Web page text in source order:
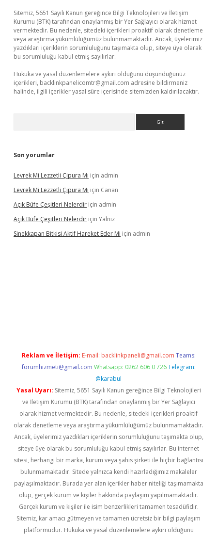
Sitemiz, 5651 Sayılı Kanun gereğince Bilgi Teknolojileri ve İletişim
Kurumu (BTK) tarafından onaylanmış bir Yer Sağlayıcı olarak hizmet
vermektedir. Bu nedenle, sitedeki içerikleri proaktif olarak denetleme
veya araştırma yükümlülüğümüz bulunmamaktadır. Ancak, üyelerimiz
yazdıkları içeriklerin sorumluluğunu taşımakta olup, siteye üye olarak
bu sorumluluğu kabul etmiş sayılırlar.
Hukuka ve yasal düzenlemelere aykırı olduğunu düşündüğünüz
içerikleri, backlinkpanelicomtr@gmail.com adresine bildirmeniz
halinde, ilgili içerikler yasal süre içerisinde sitemizden kaldırılacaktır.
Son yorumlar
Levrek Mi Lezzetli Çipura Mı için admin
Levrek Mi Lezzetli Çipura Mı için Canan
Açık Büfe Çeşitleri Nelerdir için admin
Açık Büfe Çeşitleri Nelerdir için Yalnız
Sinekkapan Bitkisi Aktif Hareket Eder Mi için admin
Reklam ve İletişim: E-mail: backlinkpaneli@gmail.com Teams:
forumhizmeti@gmail.com Whatsapp: 0262 606 0 726 Telegram:
@karabul
Yasal Uyarı: Sitemiz, 5651 Sayılı Kanun gereğince Bilgi Teknolojileri
ve İletişim Kurumu (BTK) tarafından onaylanmış bir Yer Sağlayıcı
olarak hizmet vermektedir. Bu nedenle, sitedeki içerikleri proaktif
olarak denetleme veya araştırma yükümlülüğümüz bulunmamaktadır.
Ancak, üyelerimiz yazdıkları içeriklerin sorumluluğunu taşımakta olup,
siteye üye olarak bu sorumluluğu kabul etmiş sayılırlar. Bu internet
sitesi, herhangi bir marka, kurum veya şahıs şirketi ile hiçbir bağlantısı
bulunmamaktadır. Sitede yalnızca kendi hazırladığımız makaleler
paylaşılmaktadır. Burada yer alan içerikler haber niteliği taşımamakta
olup, gerçek kurum ve kişiler hakkında paylaşım yapılmamaktadır.
Gerçek kurum ve kişiler ile isim benzerlikleri tamamen tesadüfidir.
Sitemiz, kar amacı gütmeyen ve tamamen ücretsiz bir bilgi paylaşım
platformudur. Hukuka ve yasal düzenlemelere aykırı olduğunu